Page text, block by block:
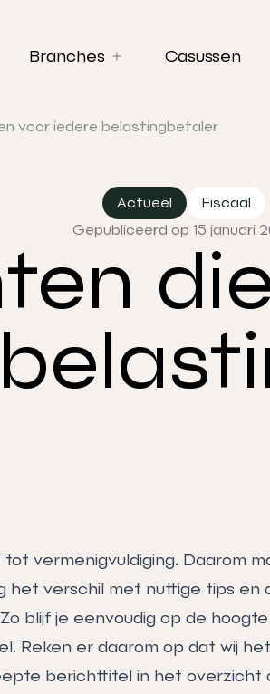
Branches Casussen
voor iedere belastingbetaler
Actueel
Fiscaal
Gepubliceerd op 15 januari
vermenigvuldiging. Daarom
het verschil met nuttige tips en
blijf je eenvoudig op de
Reken er daarom op dat wij
berichttitel in het overzicht